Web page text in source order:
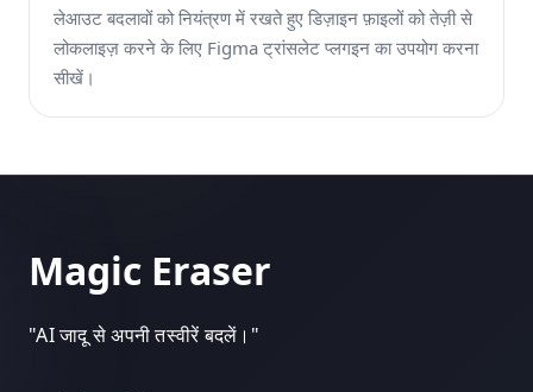
लेआउट बदलावों को नियंत्रण में रखते हुए डिज़ाइन फ़ाइलों को तेज़ी से
लोकलाइज़ करने के लिए Figma ट्रांसलेट प्लगइन का उपयोग करना
सीखें।
Magic Eraser
"AI जादू से अपनी तस्वीरें बदलें। "